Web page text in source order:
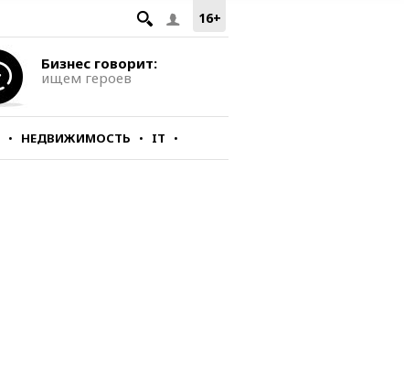
16+
Бизнес говорит:
ищем героев
НЕДВИЖИМОСТЬ IT